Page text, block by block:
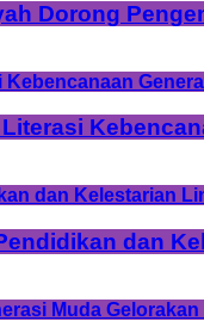
Dorong
dan